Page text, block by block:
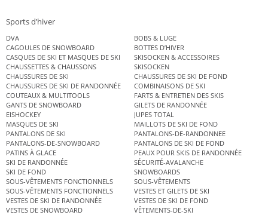
Sports d’hiver
DVA
BOBS & LUGE
CAGOULES DE SNOWBOARD
BOTTES D’HIVER
CASQUES DE SKI ET MASQUES DE SKI
SKISOCKEN & ACCESSOIRES
CHAUSSETTES & CHAUSSONS
SKISOCKEN
CHAUSSURES DE SKI
CHAUSSURES DE SKI DE FOND
CHAUSSURES DE SKI DE RANDONNÉE
COMBINAISONS DE SKI
COUTEAUX & MULTITOOLS
FARTS & ENTRETIEN DES SKIS
GANTS DE SNOWBOARD
GILETS DE RANDONNÉE
EISHOCKEY
JUPES TOTAL
MASQUES DE SKI
MAILLOTS DE SKI DE FOND
PANTALONS DE SKI
PANTALONS-DE-RANDONNEE
PANTALONS-DE-SNOWBOARD
PANTALONS DE SKI DE FOND
PATINS À GLACE
PEAUX POUR SKIS DE RANDONNÉE
SKI DE RANDONNÉE
SÉCURITÉ-AVALANCHE
SKI DE FOND
SNOWBOARDS
SOUS-VÊTEMENTS FONCTIONNELS
SOUS-VÊTEMENTS
SOUS-VÊTEMENTS FONCTIONNELS
VESTES ET GILETS DE SKI
VESTES DE SKI DE RANDONNÉE
VESTES DE SKI DE FOND
VESTES DE SNOWBOARD
VÊTEMENTS-DE-SKI